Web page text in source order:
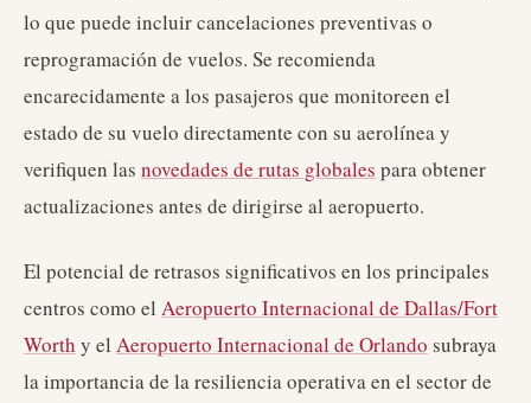
lo que puede incluir cancelaciones preventivas o
reprogramación de vuelos. Se recomienda
encarecidamente a los pasajeros que monitoreen el
estado de su vuelo directamente con su aerolínea y
verifiquen las novedades de rutas globales para obtener
actualizaciones antes de dirigirse al aeropuerto.
El potencial de retrasos significativos en los principales
centros como el Aeropuerto Internacional de Dallas/Fort
Worth y el Aeropuerto Internacional de Orlando subraya
la importancia de la resiliencia operativa en el sector de